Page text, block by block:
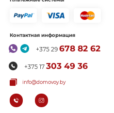
Контактная информация
+375 29 678 82 62
+375 17 303 49 36
info@domovoy.by